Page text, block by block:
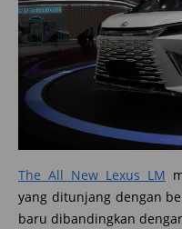
The All New Lexus LM
yang ditunjang dengan
baru dibandingkan